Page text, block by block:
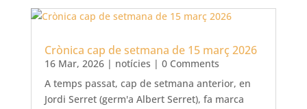
Crònica cap de setmana de 15 març 2026
16 Mar, 2026| notícies | 0 Comments
A temps passat, cap de setmana anterior, en
Jordi Serret (germ'a Albert Serret), fa marca